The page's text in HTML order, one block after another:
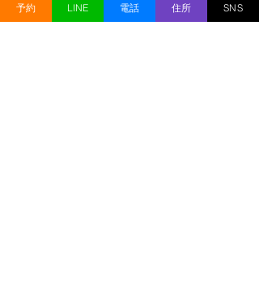
予約 LINE 電話 住所 SNS